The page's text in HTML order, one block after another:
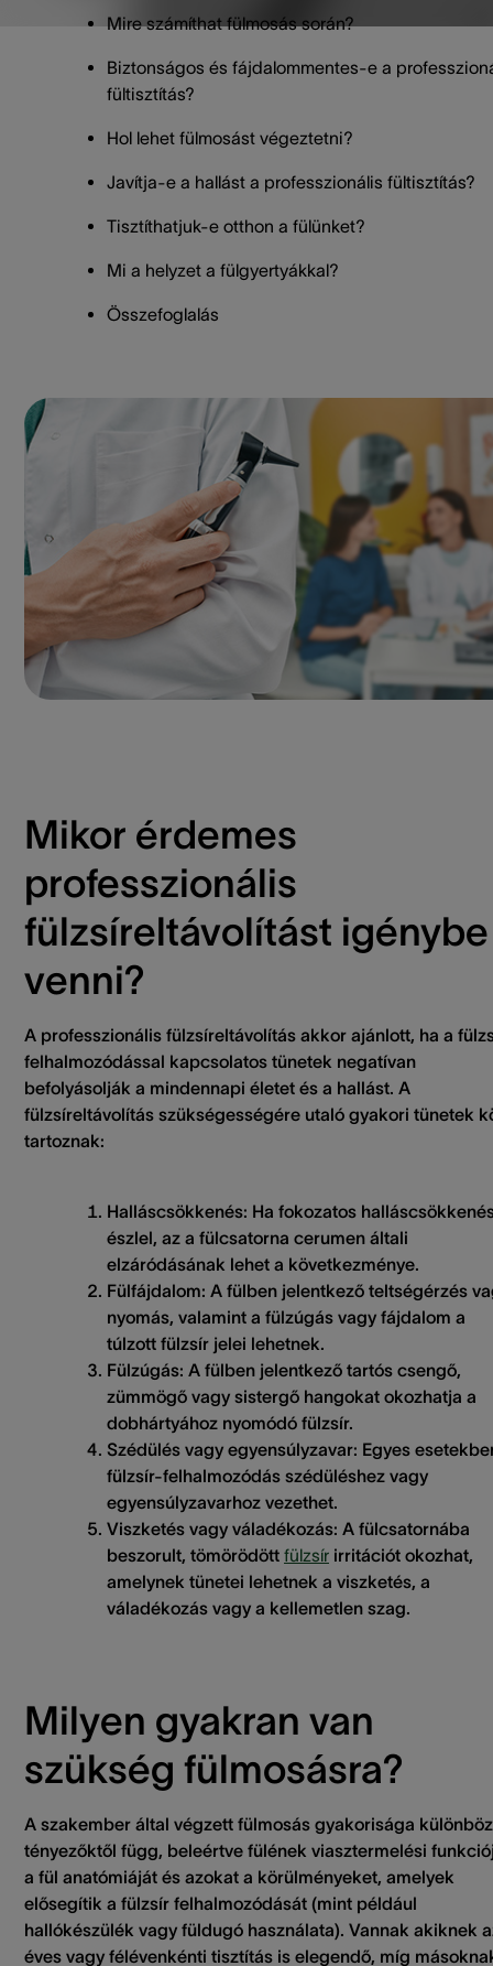
Mire számíthat fülmosás során?
Biztonságos és fájdalommentes-e a
fültisztítás?
Hol lehet fülmosást végeztetni?
Javítja-e a hallást a professzionális fültisztítás?
Tisztíthatjuk-e otthon a fülünket?
Mi a helyzet a fülgyertyákkal?
Összefoglalás
Mikor érdemes
professzionális
fülzsíreltávolítást igénybe
venni?
A professzionális fülzsíreltávolítás akkor ajánlott, ha a
felhalmozódással kapcsolatos tünetek negatívan
befolyásolják a mindennapi életet és a hallást. A
fülzsíreltávolítás szükségességére utaló gyakori tünetek
tartoznak:
Halláscsökkenés: Ha fokozatos
észlel, az a fülcsatorna cerumen általi
elzáródásának lehet a következménye.
Fülfájdalom: A fülben jelentkező teltségérzés
nyomás, valamint a fülzúgás vagy fájdalom a
túlzott fülzsír jelei lehetnek.
Fülzúgás: A fülben jelentkező tartós csengő,
zümmögő vagy sistergő hangokat okozhatja a
dobhártyához nyomódó fülzsír.
Szédülés vagy egyensúlyzavar: Egyes
fülzsír-felhalmozódás szédüléshez vagy
egyensúlyzavarhoz vezethet.
Viszketés vagy váladékozás: A fülcsatornába
beszorult, tömörödött fülzsír irritációt okozhat,
amelynek tünetei lehetnek a viszketés, a
váladékozás vagy a kellemetlen szag.
Milyen gyakran van
szükség fülmosásra?
A szakember által végzett fülmosás gyakorisága
tényezőktől függ, beleértve fülének viasztermelési
a fül anatómiáját és azokat a körülményeket, amelyek
elősegítik a fülzsír felhalmozódását (mint például
hallókészülék vagy füldugó használata). Vannak akiknek
éves vagy félévenkénti tisztítás is elegendő, míg